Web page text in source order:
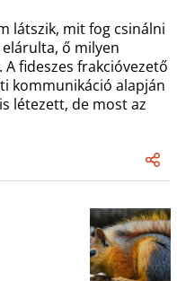
látszik, mit fog csinálni
ő milyen
fideszes frakcióvezető
kommunikáció alapján
létezett, de most az